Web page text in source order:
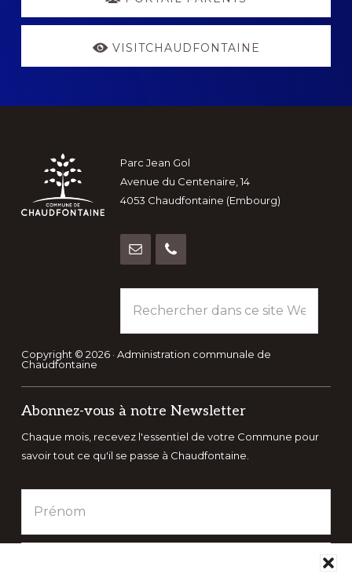
VISITCHAUDFONTAINE
Footer
Parc Jean Gol
Avenue du Centenaire, 14
4053 Chaudfontaine (Embourg)
dans
ce
site
Copyright © 2026 · Administration communale de
Chaudfontaine
Abonnez-vous à notre Newsletter
Chaque mois, recevez l'essentiel de votre Commune pour
savoir tout ce qu'il se passe à Chaudfontaine.